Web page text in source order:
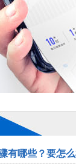
有哪些？要怎